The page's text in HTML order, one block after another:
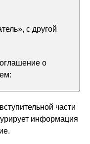
с другой
о
части
информация